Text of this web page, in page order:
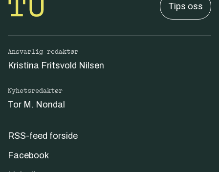
Tips oss
Ansvarlig redaktør
Kristina Fritsvold Nilsen
Nyhetsredaktør
Tor M. Nondal
RSS-feed forside
Facebook